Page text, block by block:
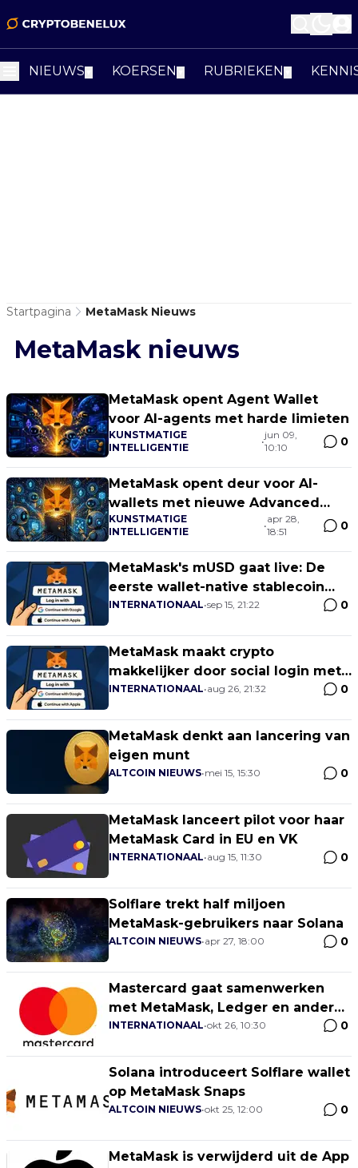
NIEUWS KOERSEN RUBRIEKEN
Startpagina MetaMask Nieuws
MetaMask nieuws
MetaMask opent Agent Wallet
voor AI-agents met harde limieten
KUNSTMATIGE
INTELLIGENTIE
•
jun 09,
10:10
0
MetaMask opent deur voor AI-
wallets met nieuwe Advanced
Permissions
KUNSTMATIGE
INTELLIGENTIE
•
apr 28,
18:51
0
MetaMask's mUSD gaat live: De
eerste wallet-native stablecoin
opent aanval op USDT en USDC!
INTERNATIONAAL•sep 15, 21:22 0
MetaMask maakt crypto
makkelijker door social login met
Google en Apple
INTERNATIONAAL•aug 26, 21:32 0
MetaMask denkt aan lancering van
eigen munt
ALTCOIN NIEUWS•mei 15, 15:30 0
MetaMask lanceert pilot voor haar
MetaMask Card in EU en VK
INTERNATIONAAL•aug 15, 11:30 0
Solflare trekt half miljoen
MetaMask-gebruikers naar Solana
ALTCOIN NIEUWS•apr 27, 18:00 0
Mastercard gaat samenwerken
met MetaMask, Ledger en andere
wallets
INTERNATIONAAL•okt 26, 10:30 0
Solana introduceert Solflare wallet
op MetaMask Snaps
ALTCOIN NIEUWS•okt 25, 12:00 0
MetaMask is verwijderd uit de App